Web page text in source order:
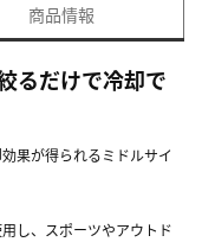
商品情報
るだけで冷却で
果が得られるミドルサイ
し、スポーツやアウトド